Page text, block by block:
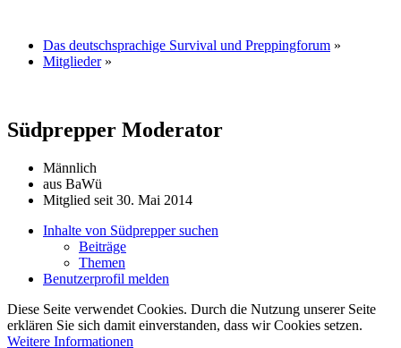
Das deutschsprachige Survival und Preppingforum »
Mitglieder »
Südprepper Moderator
Männlich
aus BaWü
Mitglied seit 30. Mai 2014
Inhalte von Südprepper suchen
Beiträge
Themen
Benutzerprofil melden
Diese Seite verwendet Cookies. Durch die Nutzung unserer Seite
erklären Sie sich damit einverstanden, dass wir Cookies setzen.
Weitere Informationen